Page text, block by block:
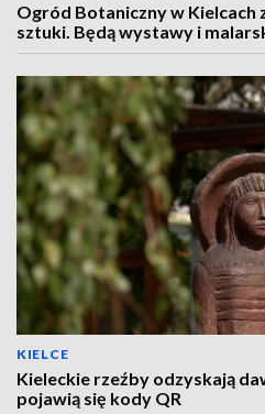
Ogród Botaniczny w Kielcach
sztuki. Będą wystawy i
KIELCE
Kieleckie rzeźby odzyskają
pojawią się kody QR